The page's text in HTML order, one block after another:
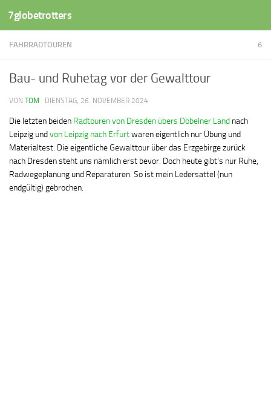
Zum Inhalt springen
7globetrotters
FAHRRADTOUREN 6
Bau- und Ruhetag vor der Gewalttour
VON TOM · DIENSTAG, 26. NOVEMBER 2024
Die letzten beiden Radtouren von Dresden übers Döbelner Land nach
Leipzig undvon Leipzig nach Erfurtwaren eigentlich nur Übung und
Materialtest. Die eigentliche Gewalttour über das Erzgebirge zurück
nach Dresden steht uns nämlich erst bevor. Doch heute gibt’s nur Ruhe,
Radwegeplanung und Reparaturen. So ist mein Ledersattel (nun
endgültig) gebrochen.